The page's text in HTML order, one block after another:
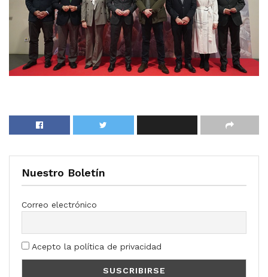
Nuestro Boletín
Correo electrónico
Acepto la política de privacidad